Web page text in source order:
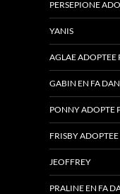
PERSEPIONE
YANIS
AGLAE ADOPTEE
GABIN EN FA
PONNY ADOPTE
FRISBY
JEOFFREY
PRALINE EN FA